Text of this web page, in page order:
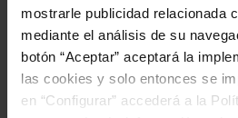
mostrarle publicidad relacionada
mediante el análisis de su
botón “Aceptar” aceptará la
las cookies y solo entonces se
en “Configurar” accederá a la
9. Analiza los resultados
Es fundamental el análisis de
obtenidos, no debemos